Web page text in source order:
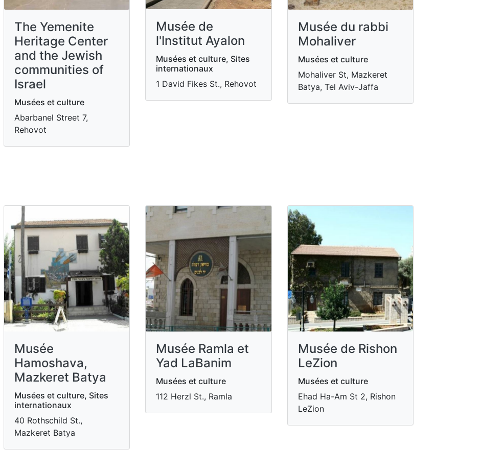
The Yemenite
Heritage Center
and the Jewish
communities of
Israel
Musées et culture
Abarbanel Street 7,
Rehovot
Musée de
l'Institut Ayalon
Musées et culture, Sites
internationaux
1 David Fikes St., Rehovot
Musée du rabbi
Mohaliver
Musées et culture
Mohaliver St, Mazkeret
Batya, Tel Aviv-Jaffa
Musée
Hamoshava,
Mazkeret Batya
Musées et culture, Sites
internationaux
40 Rothschild St.,
Mazkeret Batya
Musée Ramla et
Yad LaBanim
Musées et culture
112 Herzl St., Ramla
Musée de Rishon
LeZion
Musées et culture
Ehad Ha-Am St 2, Rishon
LeZion